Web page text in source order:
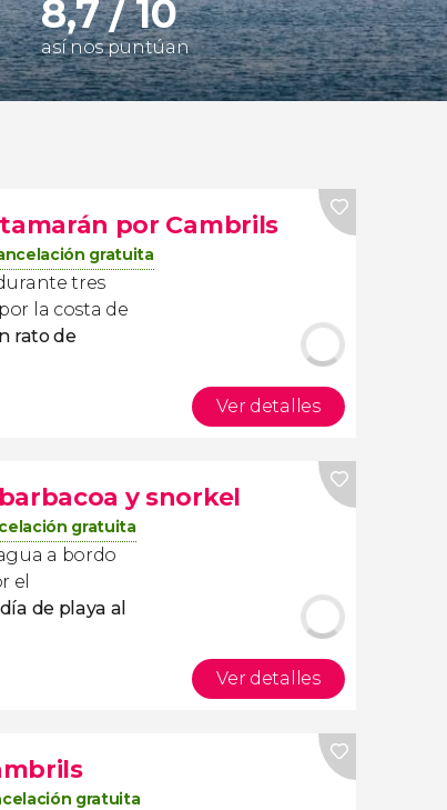
8,7 / 10
así nos puntúan
por Cambrils
gratuita
tres
la costa de
rato de
Ver detalles
y snorkel
gratuita
a bordo
el
de playa al
Ver detalles
gratuita